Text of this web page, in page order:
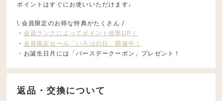
ポイントはすぐにお使いいただけます♩
\ 会員限定のお得な特典がたくさん /
・ 会員ランクによってポイント倍率UP！
・ 会員限定セール「いろはの日」開催中！
・お誕生日月には「バースデークーポン」プレゼント！
返品・交換について